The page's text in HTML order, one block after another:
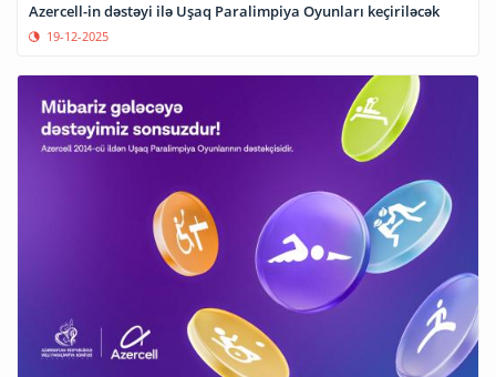
Azercell-in dəstəyi ilə Uşaq Paralimpiya Oyunları keçiriləcək
19-12-2025